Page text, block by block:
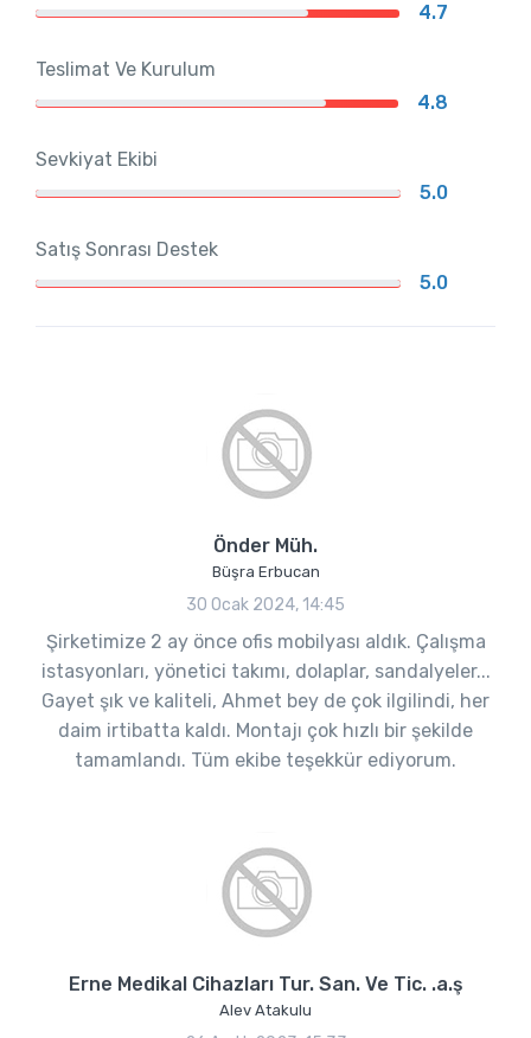
4.7
Teslimat Ve Kurulum
4.8
Sevkiyat Ekibi
5.0
Satış Sonrası Destek
5.0
Önder Müh.
Büşra Erbucan
30 Ocak 2024, 14:45
Şirketimize 2 ay önce ofis mobilyası aldık. Çalışma
istasyonları, yönetici takımı, dolaplar, sandalyeler...
Gayet şık ve kaliteli, Ahmet bey de çok ilgilindi, her
daim irtibatta kaldı. Montajı çok hızlı bir şekilde
tamamlandı. Tüm ekibe teşekkür ediyorum.
Erne Medikal Cihazları Tur. San. Ve Tic. .a.ş
Alev Atakulu